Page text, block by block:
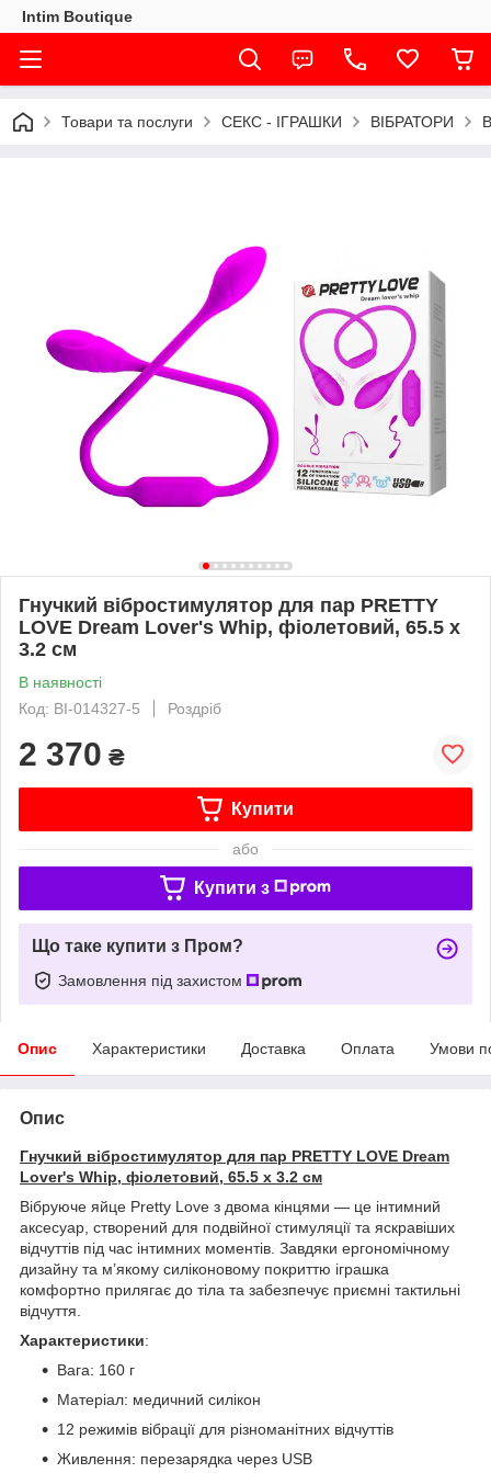
Intim Boutique
Товари та послуги СЕКС - ІГРАШКИ ВІБРАТОРИ
Гнучкий вібростимулятор для пар PRETTY
LOVE Dream Lover's Whip, фіолетовий, 65.5 х
3.2 см
В наявності
Код: BI-014327-5
Роздріб
2 370 ₴
Купити
або
Купити з
Що таке купити з Пром?
Замовлення під захистом
Опис Характеристики Доставка Оплата Умови
Опис
Гнучкий вібростимулятор для пар PRETTY LOVE Dream
Lover's Whip, фіолетовий, 65.5 х 3.2 см
Вібруюче яйце Pretty Love з двома кінцями — це інтимний
аксесуар, створений для подвійної стимуляції та яскравіших
відчуттів під час інтимних моментів. Завдяки ергономічному
дизайну та м’якому силіконовому покриттю іграшка
комфортно прилягає до тіла та забезпечує приємні тактильні
відчуття.
Характеристики:
Вага: 160 г
Матеріал: медичний силікон
12 режимів вібрації для різноманітних відчуттів
Живлення: перезарядка через USB